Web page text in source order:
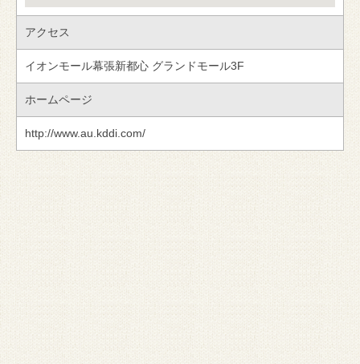
アクセス
イオンモール幕張新都心 グランドモール3F
ホームページ
http://www.au.kddi.com/